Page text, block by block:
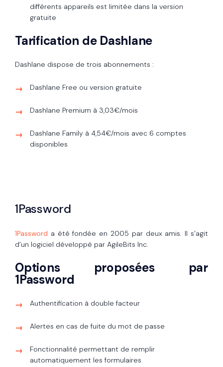
différents appareils est limitée dans la version
gratuite
Tarification de Dashlane
Dashlane dispose de trois abonnements :
Dashlane Free ou version gratuite
Dashlane Premium à 3,03€/mois
Dashlane Family à 4,54€/mois avec 6 comptes
disponibles
1Password
1Password a été fondée en 2005 par deux amis. Il s’agit
d’un logiciel développé par AgileBits Inc.
Options proposées par
1Password
Authentification à double facteur
Alertes en cas de fuite du mot de passe
Fonctionnalité permettant de remplir
automatiquement les formulaires